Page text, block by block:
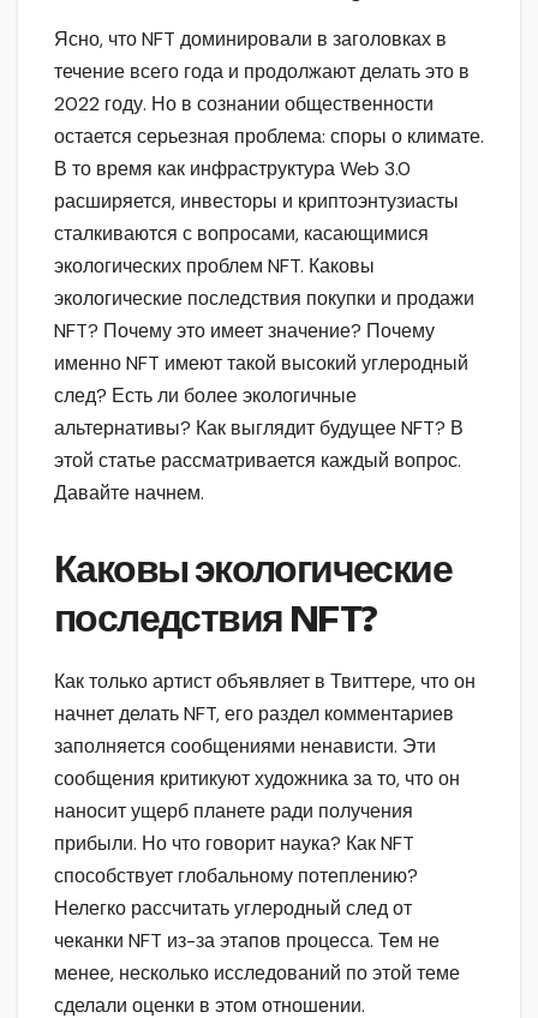
Ясно, что NFT доминировали в заголовках в
течение всего года и продолжают делать это в
2022 году. Но в сознании общественности
остается серьезная проблема: споры о климате.
В то время как инфраструктура Web 3.0
расширяется, инвесторы и криптоэнтузиасты
сталкиваются с вопросами, касающимися
экологических проблем NFT. Каковы
экологические последствия покупки и продажи
NFT? Почему это имеет значение? Почему
именно NFT имеют такой высокий углеродный
след? Есть ли более экологичные
альтернативы? Как выглядит будущее NFT? В
этой статье рассматривается каждый вопрос.
Давайте начнем.
Каковы экологические
последствия NFT?
Как только артист объявляет в Твиттере, что он
начнет делать NFT, его раздел комментариев
заполняется сообщениями ненависти. Эти
сообщения критикуют художника за то, что он
наносит ущерб планете ради получения
прибыли. Но что говорит наука? Как NFT
способствует глобальному потеплению?
Нелегко рассчитать углеродный след от
чеканки NFT из-за этапов процесса. Тем не
менее, несколько исследований по этой теме
сделали оценки в этом отношении.